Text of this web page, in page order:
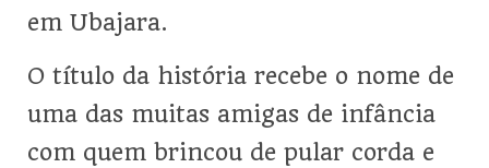
em Ubajara.
O título da história recebe o nome de
uma das muitas amigas de infância
com quem brincou de pular corda e